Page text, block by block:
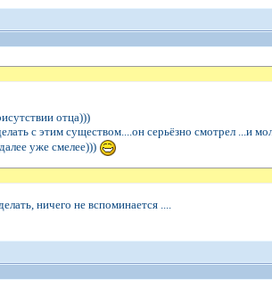
отца)))
с этим существом....он серьёзно смотрел ...и
уже смелее)))
ничего не вспоминается ....